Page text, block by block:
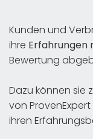
Kunden und
ihre Erfahrungen
Bewertung
Dazu können sie
von
ihren